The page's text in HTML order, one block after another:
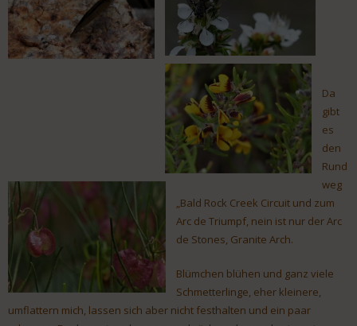
Da
gibt
es
den
Rund
weg
„Bald Rock Creek Circuit und zum
Arc de Triumpf, nein ist nur der Arc
de Stones, Granite Arch.
Blümchen blühen und ganz viele
Schmetterlinge, eher kleinere,
umflattern mich, lassen sich aber nicht festhalten und ein paar